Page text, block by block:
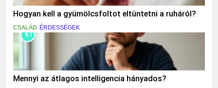
Hogyan kell a gyümölcsfoltot eltüntetni a ruháról?
CSALÁD ÉRDESSÉGEK
61
Mennyi az átlagos intelligencia hányados?